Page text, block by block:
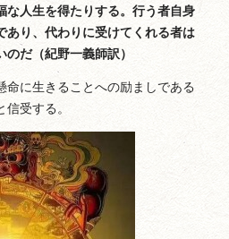
な人生を得たりする。行う者自身
あり、代わりに受けてくれる者は
のだ（紀野一義師訳）
命に生きることへの励ましである
信受する。